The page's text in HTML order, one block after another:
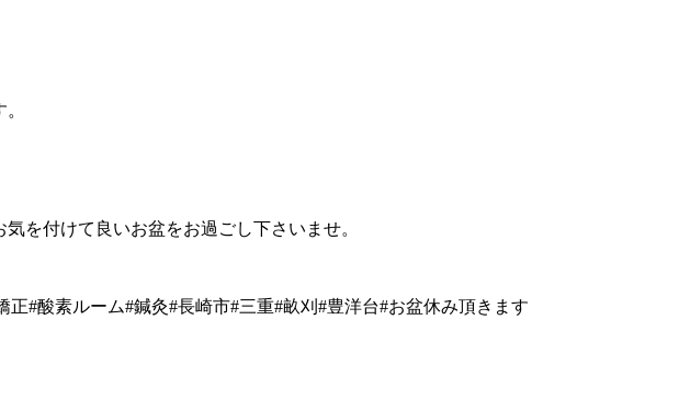
を付けて良いお盆をお過ごし下さいませ。
正#酸素ルーム#鍼灸#長崎市#三重#畝刈#豊洋台#お盆休み頂きます